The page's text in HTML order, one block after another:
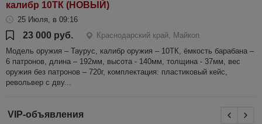
калибр 10ТК (НОВЫЙ)
25 Июля, в 09:16
23 000 руб.
Краснодарский край, Майкоп
Модель оружия – Таурус, калибр оружия – 10ТК, ёмкость барабана –
6 патронов, длина – 192мм, высота - 140мм, толщина - 37мм, вес
оружия без патронов – 720г, комплектация: пластиковый кейс,
револьвер с дву...
VIP-объявления